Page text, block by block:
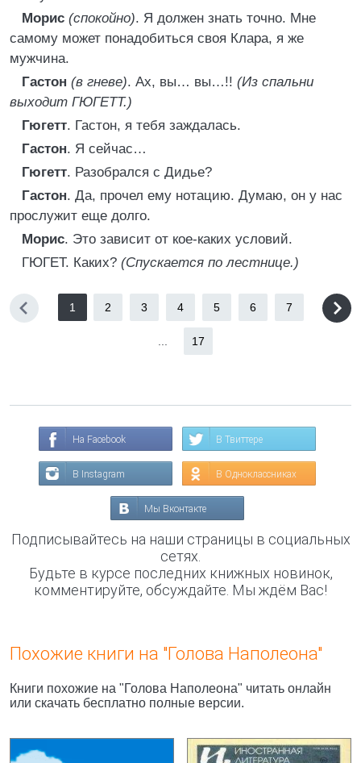
Морис (спокойно). Я должен знать точно. Мне
самому может понадобиться своя Клара, я же
мужчина.
Гастон (в гневе). Ах, вы… вы…!! (Из спальни
выходит ГЮГЕТТ.)
Гюгетт. Гастон, я тебя заждалась.
Гастон. Я сейчас…
Гюгетт. Разобрался с Дидье?
Гастон. Да, прочел ему нотацию. Думаю, он у нас
прослужит еще долго.
Морис. Это зависит от кое-каких условий.
ГЮГЕТ. Каких? (Спускается по лестнице.)
1 2 3 4 5 6 7
17
На Facebook В Твиттере
В Instagram В Одноклассниках
Мы Вконтакте
Подписывайтесь на наши страницы в социальных
сетях.
Будьте в курсе последних книжных новинок,
комментируйте, обсуждайте. Мы ждём Вас!
Похожие книги на "Голова Наполеона"
Книги похожие на "Голова Наполеона" читать онлайн
или скачать бесплатно полные версии.